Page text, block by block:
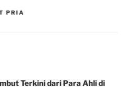
PRIA
Terkini dari Para Ahli di